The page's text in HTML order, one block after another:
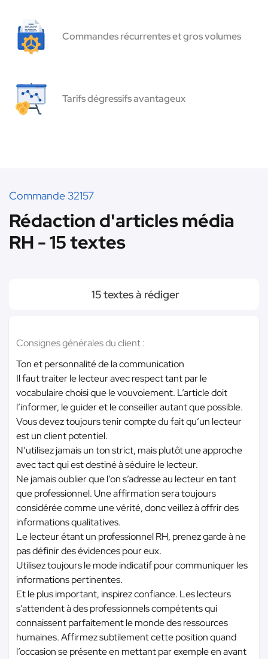
Commandes récurrentes et gros volumes
Tarifs dégressifs avantageux
Commande 32157
Rédaction d'articles média
RH - 15 textes
15 textes à rédiger
Consignes générales du client :
Ton et personnalité de la communication
Il faut traiter le lecteur avec respect tant par le
vocabulaire choisi que le vouvoiement. L’article doit
l’informer, le guider et le conseiller autant que possible.
Vous devez toujours tenir compte du fait qu’un lecteur
est un client potentiel.
N’utilisez jamais un ton strict, mais plutôt une approche
avec tact qui est destiné à séduire le lecteur.
Ne jamais oublier que l’on s’adresse au lecteur en tant
que professionnel. Une affirmation sera toujours
considérée comme une vérité, donc veillez à offrir des
informations qualitatives.
Le lecteur étant un professionnel RH, prenez garde à ne
pas définir des évidences pour eux.
Utilisez toujours le mode indicatif pour communiquer les
informations pertinentes.
Et le plus important, inspirez confiance. Les lecteurs
s’attendent à des professionnels compétents qui
connaissent parfaitement le monde des ressources
humaines. Affirmez subtilement cette position quand
l’occasion se présente en mettant par exemple en avant